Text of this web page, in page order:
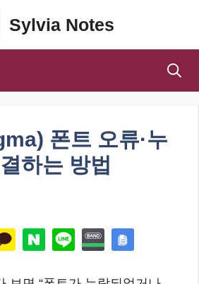
Sylvia Notes
폰트 오류·누
하는 방법